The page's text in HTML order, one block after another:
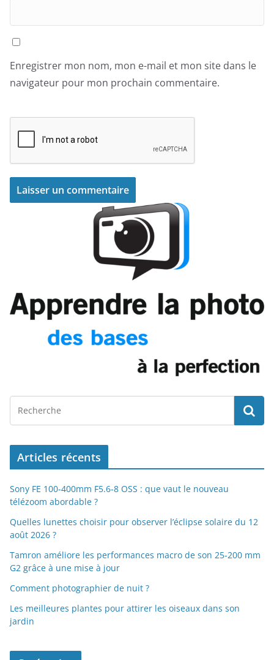
Enregistrer mon nom, mon e-mail et mon site dans le
navigateur pour mon prochain commentaire.
Articles récents
Sony FE 100-400mm F5.6-8 OSS : que vaut le nouveau
télézoom abordable ?
Quelles lunettes choisir pour observer l’éclipse solaire du 12
août 2026 ?
Tamron améliore les performances macro de son 25-200 mm
G2 grâce à une mise à jour
Comment photographier de nuit ?
Les meilleures plantes pour attirer les oiseaux dans son
jardin